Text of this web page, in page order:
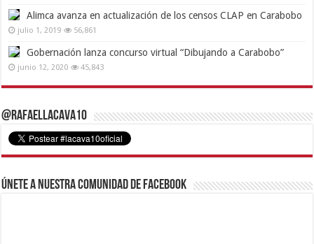
Alimca avanza en actualización de los censos CLAP en Carabobo
julio 1, 2019 56,861
Gobernación lanza concurso virtual “Dibujando a Carabobo”
junio 12, 2020 45,843
@RafaelLacava10
Únete a nuestra comunidad de Facebook